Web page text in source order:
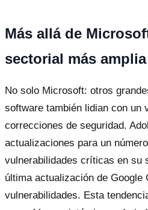
Más allá de
sectorial más amplia
No solo Microsoft: otros
software también lidian con un
correcciones de seguridad.
actualizaciones para un
vulnerabilidades críticas en su
última actualización de Google
vulnerabilidades. Esta